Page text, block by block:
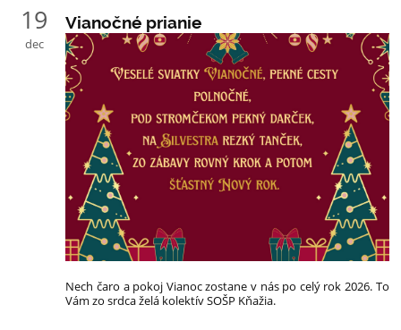
19
dec
Vianočné prianie
Nech čaro a pokoj Vianoc zostane v nás po celý rok 2026. To
Vám zo srdca želá kolektív SOŠP Kňažia.